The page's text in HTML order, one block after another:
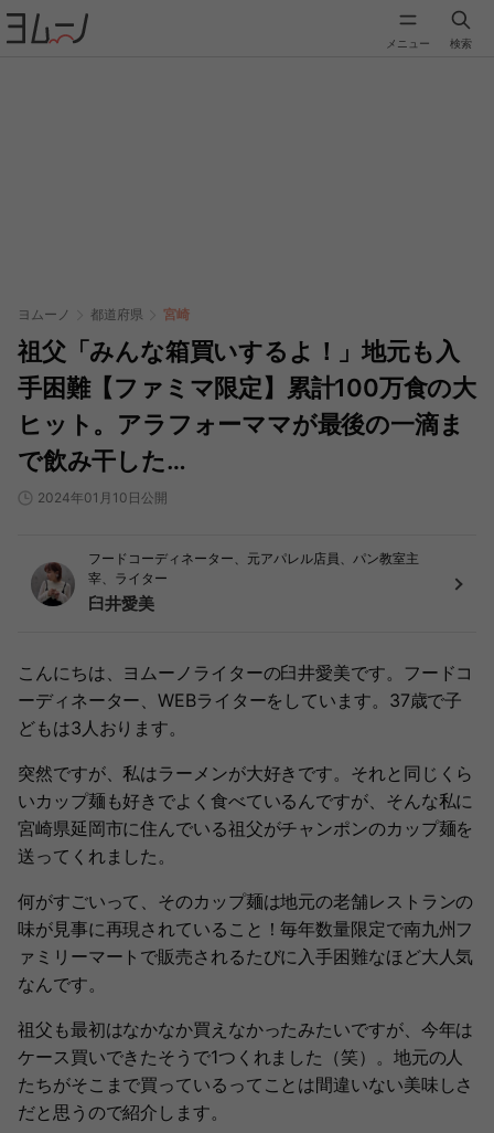
メニュー 検索
ヨムーノ 都道府県 宮崎
祖父「みんな箱買いするよ！」地元も入
手困難【ファミマ限定】累計100万食の大
ヒット。アラフォーママが最後の一滴ま
で飲み干した…
2024年01月10日公開
フードコーディネーター、元アパレル店員、パン教室主
宰、ライター
臼井愛美
こんにちは、ヨムーノライターの臼井愛美です。フードコ
ーディネーター、WEBライターをしています。37歳で子
どもは3人おります。
突然ですが、私はラーメンが大好きです。それと同じくら
いカップ麺も好きでよく食べているんですが、そんな私に
宮崎県延岡市に住んでいる祖父がチャンポンのカップ麺を
送ってくれました。
何がすごいって、そのカップ麺は地元の老舗レストランの
味が見事に再現されていること！毎年数量限定で南九州フ
ァミリーマートで販売されるたびに入手困難なほど大人気
なんです。
祖父も最初はなかなか買えなかったみたいですが、今年は
ケース買いできたそうで1つくれました（笑）。地元の人
たちがそこまで買っているってことは間違いない美味しさ
だと思うので紹介します。